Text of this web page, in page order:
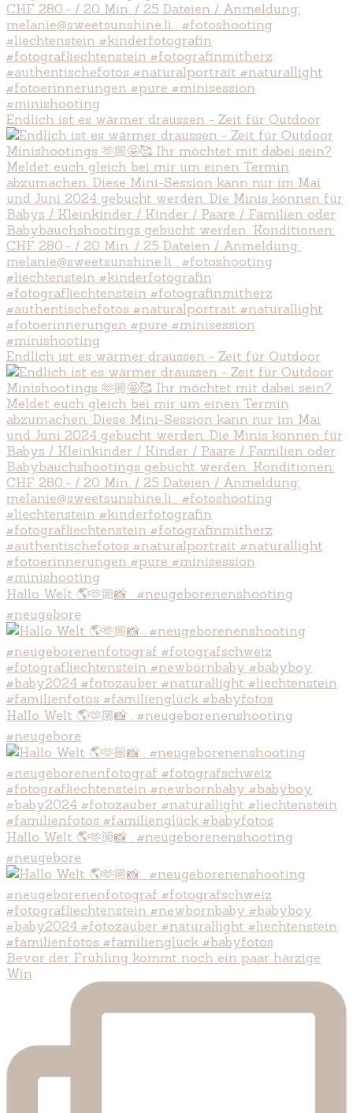
Endlich ist es wärmer draussen - Zeit für Outdoor
Endlich ist es wärmer draussen - Zeit für Outdoor
Hallo Welt 🌎🫶🏼📸 . #neugeborenenshooting
#neugebore
Hallo Welt 🌎🫶🏼📸 . #neugeborenenshooting
#neugebore
Hallo Welt 🌎🫶🏼📸 . #neugeborenenshooting
#neugebore
Bevor der Frühling kommt noch ein paar härzige
Win